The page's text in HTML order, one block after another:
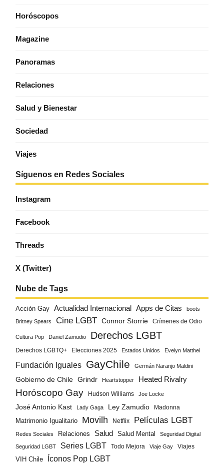
Horóscopos
Magazine
Panoramas
Relaciones
Salud y Bienestar
Sociedad
Viajes
Síguenos en Redes Sociales
Instagram
Facebook
Threads
X (Twitter)
Nube de Tags
Acción Gay Actualidad Internacional Apps de Citas boots
Britney Spears Cine LGBT Connor Storrie Crímenes de Odio
Cultura Pop Daniel Zamudio Derechos LGBT
Derechos LGBTQ+ Elecciones 2025 Estados Unidos Evelyn Matthei
Fundación Iguales GayChile Germán Naranjo Maldini
Gobierno de Chile Grindr Heartstopper Heated Rivalry
Horóscopo Gay Hudson Williams Joe Locke
José Antonio Kast Lady Gaga Ley Zamudio Madonna
Matrimonio Igualitario Movilh Netflix Películas LGBT
Redes Sociales Relaciones Salud Salud Mental Seguridad Digital
Seguridad LGBT Series LGBT Todo Mejora Viaje Gay
Viajes
VIH Chile
Íconos Pop LGBT